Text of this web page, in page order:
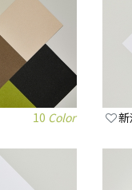
10 Color 新